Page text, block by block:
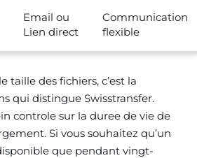
Email ou
Lien direct
Communication
flexible
taille des fichiers, c’est la
qui distingue Swisstransfer.
controle sur la duree de vie de
Si vous souhaitez qu’un
que pendant vingt-